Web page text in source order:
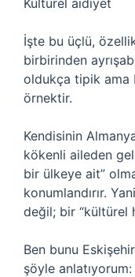
Kültürel aidiyet
İşte bu üçlü,
birbirinden
oldukça tipik
örnektir.
Kendisinin
kökenli aileden
bir ülkeye ait”
konumlandırır.
değil; bir “kültürel
Ben bunu
şöyle anlatıyorum: